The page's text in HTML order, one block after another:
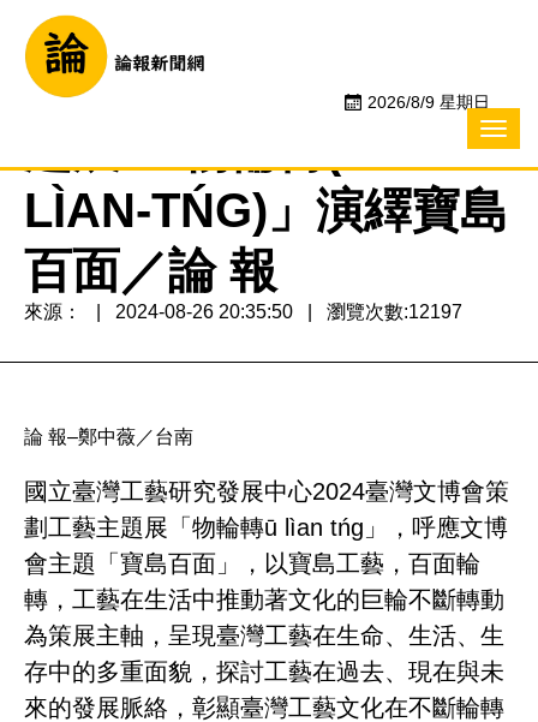
2026/8/9 星期日
2024臺灣文博會工藝主
LÌAN-TŃG)」演繹寶島
百面／論 報
來源： 2024-08-26 20:35:50 瀏覽次數:12197
論 報–鄭中薇／台南
國立臺灣工藝研究發展中心2024臺灣文博會策
劃工藝主題展「物輪轉ū lìan tńg」，呼應文博
會主題「寶島百面」，以寶島工藝，百面輪
轉，工藝在生活中推動著文化的巨輪不斷轉動
為策展主軸，呈現臺灣工藝在生命、生活、生
存中的多重面貌，探討工藝在過去、現在與未
來的發展脈絡，彰顯臺灣工藝文化在不斷輪轉